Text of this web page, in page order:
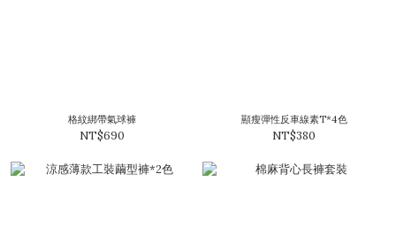
格紋綁帶氣球褲
NT$690
顯瘦彈性反車線素T*4色
NT$380